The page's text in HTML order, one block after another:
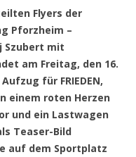
Flyers der
Pforzheim –
Szubert mit
am Freitag, den 16.
für FRIEDEN,
In einem roten Herzen
und ein Lastwagen
Teaser-Bild
auf dem Sportplatz